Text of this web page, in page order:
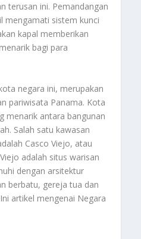
terusan ini. Pemandangan
mengamati sistem kunci
kapal memberikan
bagi para
negara ini, merupakan
pariwisata Panama. Kota
menarik antara bangunan
Salah satu kawasan
Casco Viejo, atau
adalah situs warisan
dengan arsitektur
berbatu, gereja tua dan
artikel mengenai Negara